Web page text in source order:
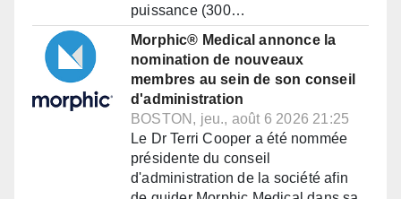
puissance (300…
Morphic® Medical annonce la
nomination de nouveaux
membres au sein de son conseil
d'administration
BOSTON, jeu., août 6 2026 21:25
Le Dr Terri Cooper a été nommée
présidente du conseil
d'administration de la société afin